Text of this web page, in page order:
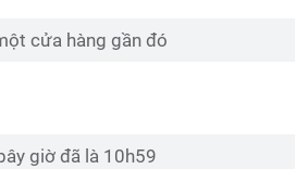
cửa hàng gần đó
giờ đã là 10h59